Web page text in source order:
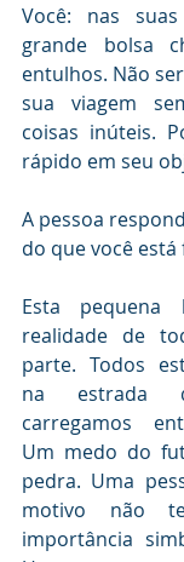
Você: nas
grande bolsa
entulhos. Não
sua viagem
coisas inúteis.
rápido em seu
A pessoa
do que você está
Esta
realidade de
parte. Todos
na estrada
carregamos
Um medo do
pedra. Uma
motivo não
importância